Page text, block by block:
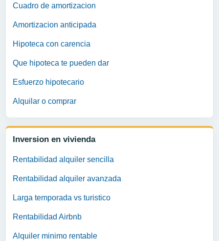
Cuadro de amortizacion
Amortizacion anticipada
Hipoteca con carencia
Que hipoteca te pueden dar
Esfuerzo hipotecario
Alquilar o comprar
Inversion en vivienda
Rentabilidad alquiler sencilla
Rentabilidad alquiler avanzada
Larga temporada vs turistico
Rentabilidad Airbnb
Alquiler minimo rentable